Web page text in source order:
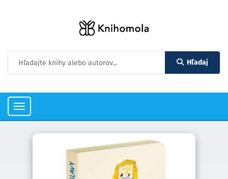
Hľadaj
Toggle
navigation